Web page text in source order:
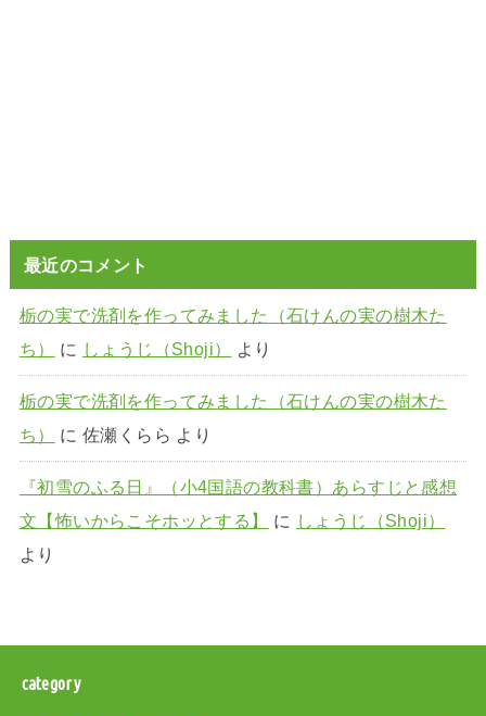
最近のコメント
栃の実で洗剤を作ってみました（石けんの実の樹木た
ち）
に しょうじ（Shoji） より
栃の実で洗剤を作ってみました（石けんの実の樹木た
ち）
に 佐瀬くらら より
『初雪のふる日』（小4国語の教科書）あらすじと感想
文【怖いからこそホッとする】
に しょうじ（Shoji）
より
category